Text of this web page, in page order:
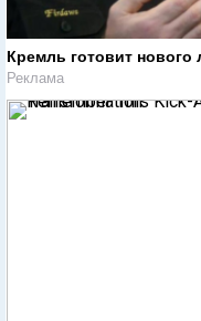
Кремль готовит нового
Реклама